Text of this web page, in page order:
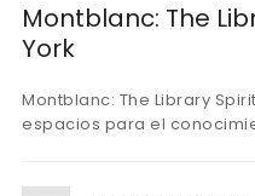
Montblanc: The
York
Montblanc: The Library
espacios para el